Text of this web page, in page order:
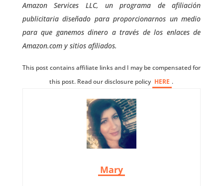
Amazon Services LLC, un programa de afiliación
publicitaria diseñado para proporcionarnos un medio
para que ganemos dinero a través de los enlaces de
Amazon.com y sitios afiliados.
This post contains affiliate links and I may be compensated for
this post. Read our disclosure policy HERE .
Mary